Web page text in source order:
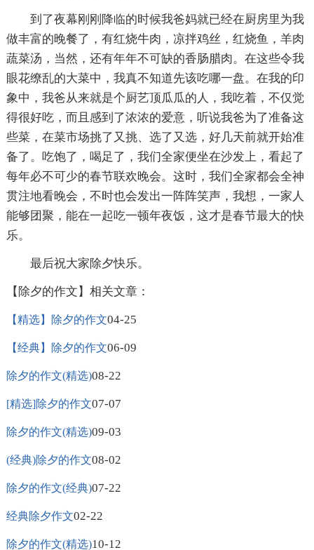
到了夜幕刚刚降临的时候我爸妈就已经在厨房里为我
做丰富的晚餐了，有红烧牛肉，凉拌鸡丝，红烧鱼，羊肉
蔬菜汤，当然，还有年年不可缺的香肠腊肉。在这些令我
眼花缭乱的大菜中，我真不知道先该吃哪一盘。在我的印
象中，我爸从来就是个厨艺顶瓜瓜的人，我吃着，不仅觉
得很好吃，而且感到了浓浓的爱意，听说我爸为了准备这
些菜，在菜市场挑了又挑、选了又选，好几天前就开始准
备了。吃饱了，喝足了，我们全家便坐在沙发上，看起了
每年必不可少的春节联欢晚会。这时，我们全家都会全神
贯注地看晚会，不时也会发出一阵阵笑声，我想，一家人
能够团聚，能在一起吃一顿年夜饭，这才是春节最大的快
乐。
最后祝大家除夕快乐。
【除夕的作文】相关文章：
【精选】除夕的作文04-25
【经典】除夕的作文06-09
除夕的作文(精选)08-22
[精选]除夕的作文07-07
除夕的作文(精选)09-03
(经典)除夕的作文08-02
除夕的作文(经典)07-22
经典除夕作文02-22
除夕的作文(精选)10-12